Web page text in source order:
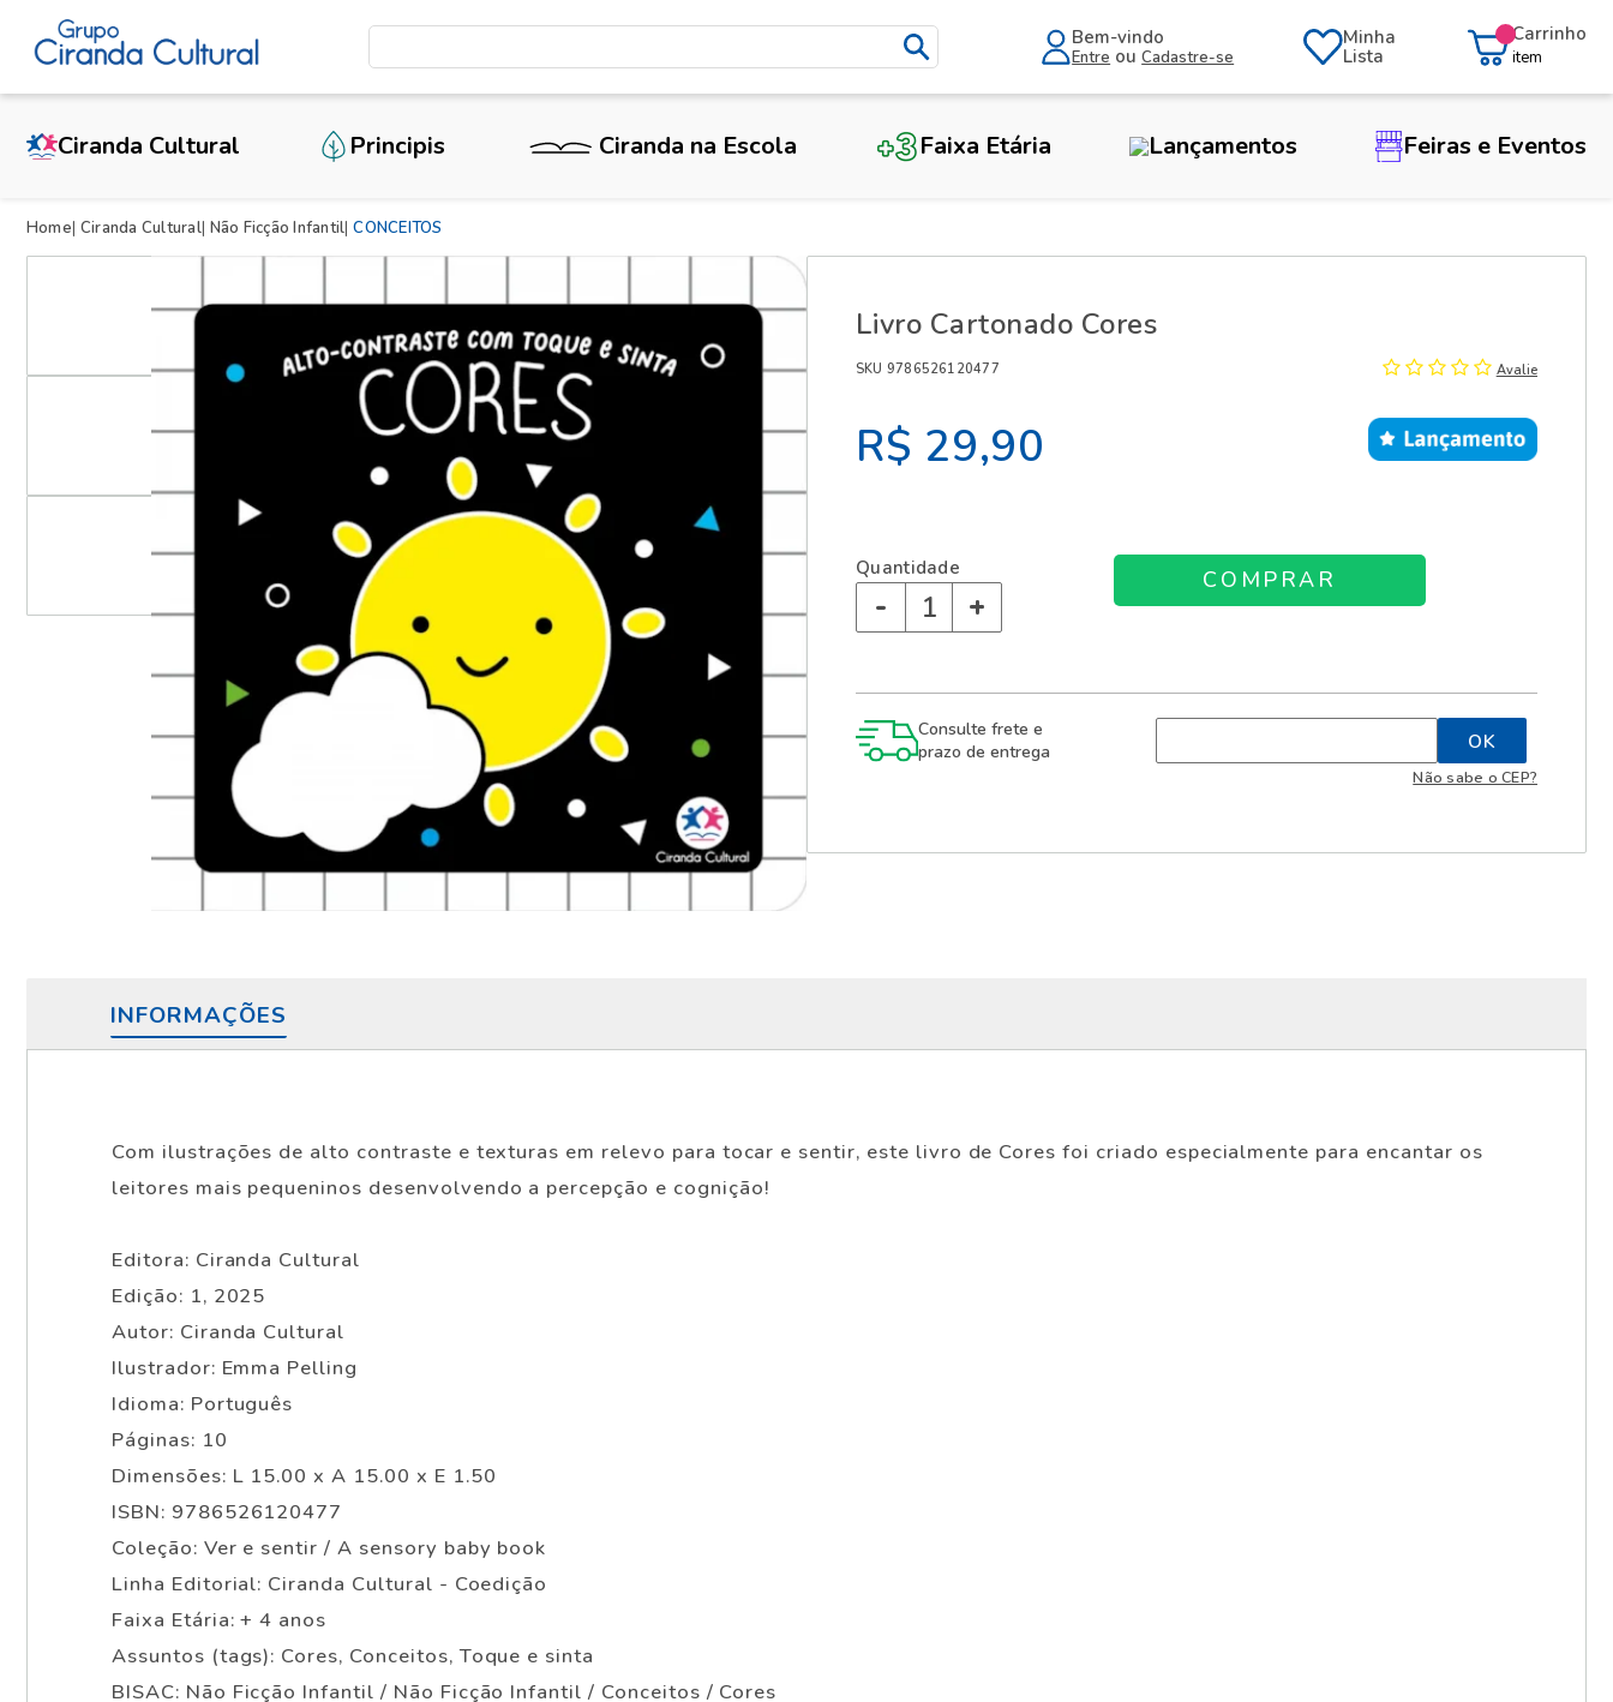
Bem-vindo
Entre ouCadastre-se
Minha
Lista
Carrinho
item
Ciranda Cultural Principis Ciranda na Escola Faixa Etária Lançamentos Feiras e Eventos
Home Ciranda Cultural Não Ficção Infantil CONCEITOS
Livro Cartonado Cores
SKU 9786526120477 Avalie
R$ 29,90
Quantidade
- +
Consulte frete e
prazo de entrega
Não sabe o CEP?
INFORMAÇÕES
Com ilustrações de alto contraste e texturas em relevo para tocar e sentir, este livro de Cores foi criado especialmente para encantar os
leitores mais pequeninos desenvolvendo a percepção e cognição!
Editora: Ciranda Cultural
Edição: 1, 2025
Autor: Ciranda Cultural
Ilustrador: Emma Pelling
Idioma: Português
Páginas: 10
Dimensões: L 15.00 x A 15.00 x E 1.50
ISBN: 9786526120477
Coleção: Ver e sentir / A sensory baby book
Linha Editorial: Ciranda Cultural - Coedição
Faixa Etária: + 4 anos
Assuntos (tags): Cores, Conceitos, Toque e sinta
BISAC: Não Ficção Infantil / Não Ficção Infantil / Conceitos / Cores
X